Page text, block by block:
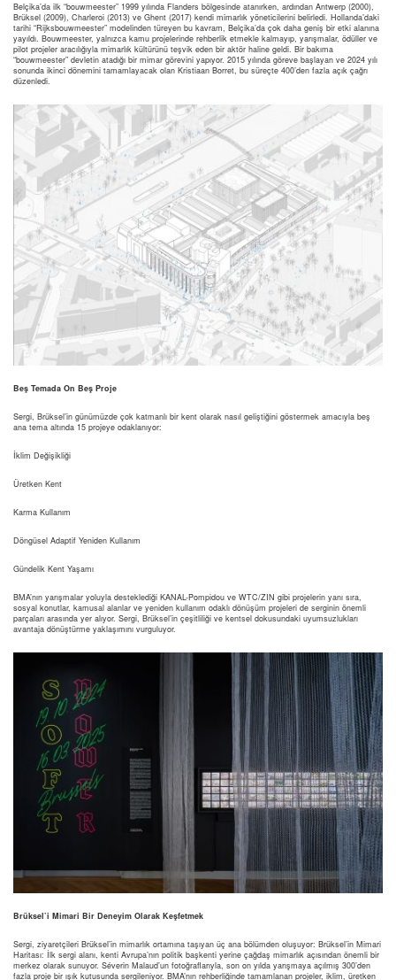
Belçika’da ilk “bouwmeester” 1999 yılında Flanders bölgesinde atanırken, ardından Antwerp (2000),
Brüksel (2009), Charleroi (2013) ve Ghent (2017) kendi mimarlık yöneticilerini belirledi. Hollanda’daki
tarihi “Rijksbouwmeester” modelinden türeyen bu kavram, Belçika’da çok daha geniş bir etki alanına
yayıldı. Bouwmeester, yalnızca kamu projelerinde rehberlik etmekle kalmayıp, yarışmalar, ödüller ve
pilot projeler aracılığıyla mimarlık kültürünü teşvik eden bir aktör haline geldi. Bir bakıma
“bouwmeester” devletin atadığı bir mimar görevini yapıyor. 2015 yılında göreve başlayan ve 2024 yılı
sonunda ikinci dönemini tamamlayacak olan Kristiaan Borret, bu süreçte 400’den fazla açık çağrı
düzenledi.
Beş Temada On Beş Proje
Sergi, Brüksel’in günümüzde çok katmanlı bir kent olarak nasıl geliştiğini göstermek amacıyla beş
ana tema altında 15 projeye odaklanıyor:
İklim Değişikliği
Üretken Kent
Karma Kullanım
Döngüsel Adaptif Yeniden Kullanım
Gündelik Kent Yaşamı
BMA’nın yarışmalar yoluyla desteklediği KANAL-Pompidou ve WTC/ZIN gibi projelerin yanı sıra,
sosyal konutlar, kamusal alanlar ve yeniden kullanım odaklı dönüşüm projeleri de serginin önemli
parçaları arasında yer alıyor. Sergi, Brüksel’in çeşitliliği ve kentsel dokusundaki uyumsuzlukları
avantaja dönüştürme yaklaşımını vurguluyor.
Brüksel’i Mimari Bir Deneyim Olarak Keşfetmek
Sergi, ziyaretçileri Brüksel’in mimarlık ortamına taşıyan üç ana bölümden oluşuyor: Brüksel’in Mimari
Haritası: İlk sergi alanı, kenti Avrupa’nın politik başkenti yerine çağdaş mimarlık açısından önemli bir
merkez olarak sunuyor. Séverin Malaud’un fotoğraflarıyla, son on yılda yarışmaya açılmış 300’den
fazla proje bir ışık kutusunda sergileniyor. BMA’nın rehberliğinde tamamlanan projeler, iklim, üretken